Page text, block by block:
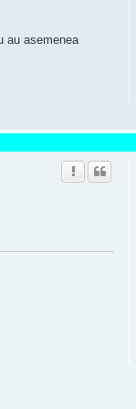
au asemenea